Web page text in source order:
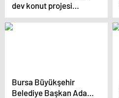
dev konut projesi
başladı
Bursa Büyükşehir
Belediye Başkan Adayı